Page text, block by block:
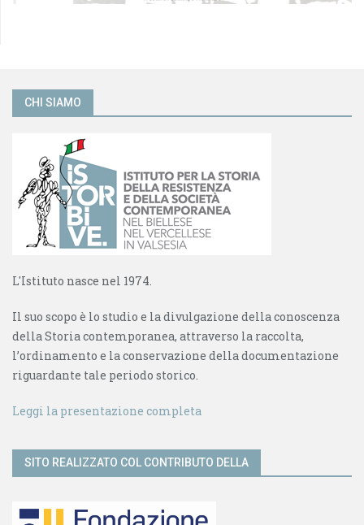
CHI SIAMO
L'Istituto nasce nel 1974.
Il suo scopo è lo studio e la divulgazione della conoscenza
della Storia contemporanea, attraverso la raccolta,
l’ordinamento e la conservazione della documentazione
riguardante tale periodo storico.
Leggi la presentazione completa
SITO REALIZZATO COL CONTRIBUTO DELLA